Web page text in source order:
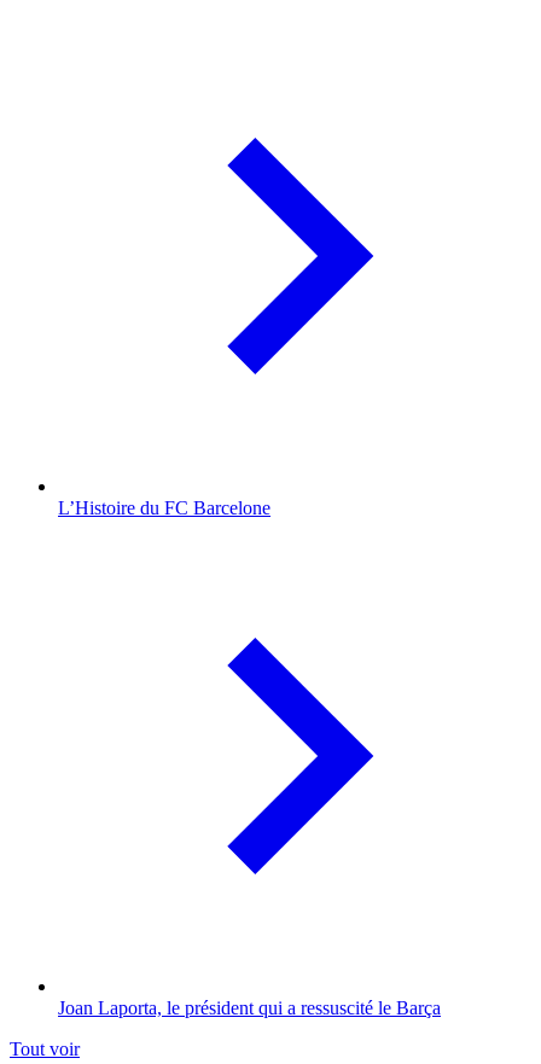
L’Histoire du FC Barcelone
Joan Laporta, le président qui a ressuscité le Barça
Tout voir